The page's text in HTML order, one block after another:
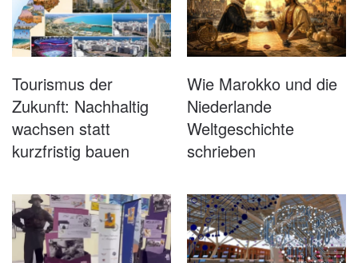
Tourismus der
Zukunft: Nachhaltig
wachsen statt
kurzfristig bauen
Wie Marokko und die
Niederlande
Weltgeschichte
schrieben